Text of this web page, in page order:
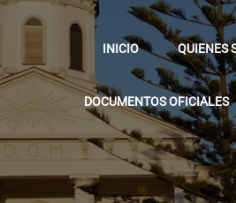
INICIO QUIENES
DOCUMENTOS OFICIALES